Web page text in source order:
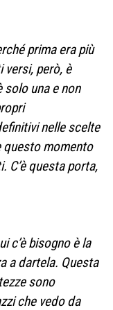
prima era più
versi, però, è
solo una e non
nelle scelte
questo momento
C’è questa porta,
c’è bisogno è la
a dartela. Questa
sono
che vedo da